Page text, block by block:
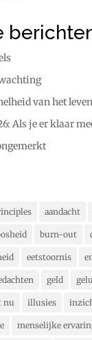
van het leven
Als je er klaar
aandacht
burn-out
eetstoornis
geld
nu illusies
menselijke